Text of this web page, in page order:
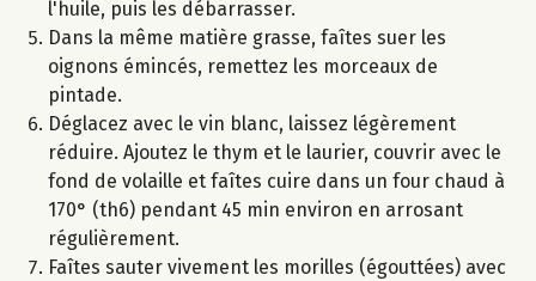
l'huile, puis les débarrasser.
Dans la même matière grasse, faîtes suer les
oignons émincés, remettez les morceaux de
pintade.
Déglacez avec le vin blanc, laissez légèrement
réduire. Ajoutez le thym et le laurier, couvrir avec le
fond de volaille et faîtes cuire dans un four chaud à
170° (th6) pendant 45 min environ en arrosant
régulièrement.
Faîtes sauter vivement les morilles (égouttées) avec